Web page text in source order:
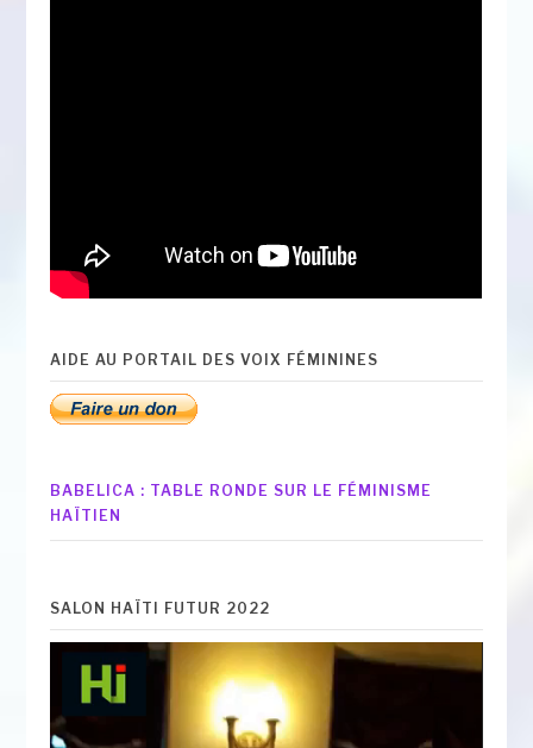
AIDE AU PORTAIL DES VOIX FÉMININES
BABELICA : TABLE RONDE SUR LE FÉMINISME
HAÏTIEN
SALON HAÏTI FUTUR 2022